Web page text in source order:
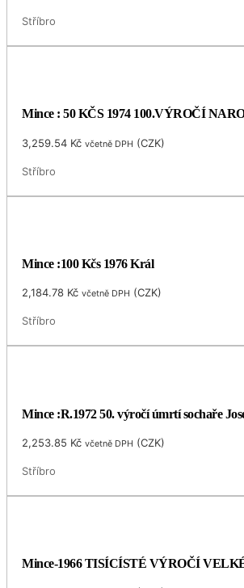
Stříbro
Mince : 50 KČS 1974 100.VÝROČÍ
3,259.54 Kč včetně DPH (CZK)
Stříbro
Mince :100 Kčs 1976 Král
2,184.78 Kč včetně DPH (CZK)
Stříbro
Mince :R.1972 50. výročí úmrtí sochaře
2,253.85 Kč včetně DPH (CZK)
Stříbro
Mince-1966 TISÍCÍSTÉ VÝROČÍ